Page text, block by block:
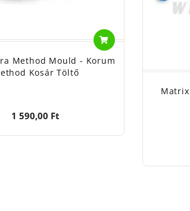
Method Mould - Korum
Kosár Töltő
1 590,00 Ft